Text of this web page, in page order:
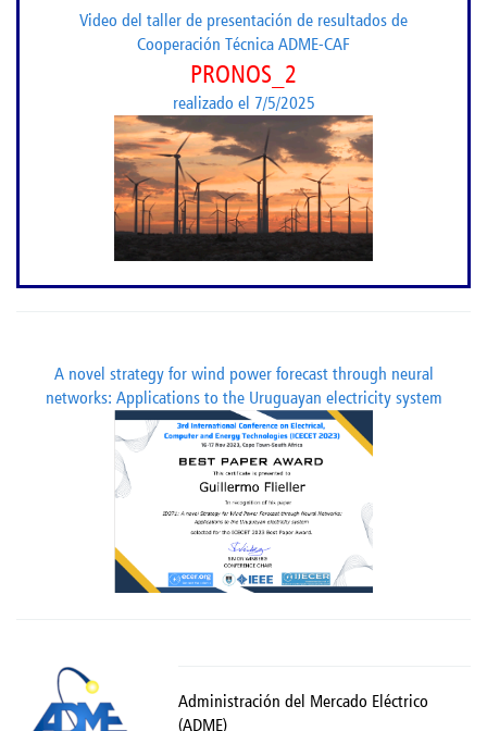
Video del taller de presentación de resultados de
Cooperación Técnica ADME-CAF
PRONOS_2
realizado el 7/5/2025
A novel strategy for wind power forecast through neural
networks: Applications to the Uruguayan electricity system
Administración del Mercado Eléctrico
(ADME)